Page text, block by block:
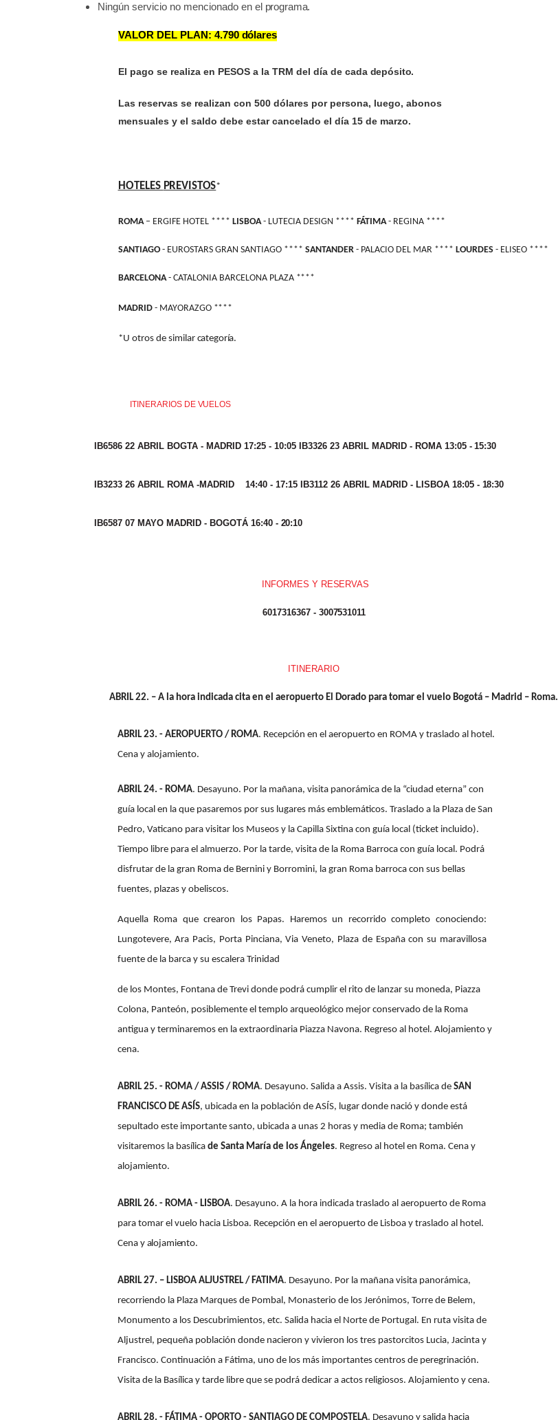
Ningún servicio no mencionado en el programa.
VALOR DEL PLAN: 4.790 dólares
El pago se realiza en PESOS a la TRM del día de cada depósito.
Las reservas se realizan con 500 dólares por persona, luego, abonos
mensuales y el saldo debe estar cancelado el día 15 de marzo.
HOTELES PREVISTOS*
ROMA – ERGIFE HOTEL **** LISBOA- LUTECIA DESIGN **** FÁTIMA- REGINA ****
SANTIAGO- EUROSTARS GRAN SANTIAGO **** SANTANDER - PALACIO DEL MAR **** LOURDES - ELISEO ****
BARCELONA- CATALONIA BARCELONA PLAZA ****
MADRID - MAYORAZGO ****
*U otros de similar categoría.
ITINERARIOS DE VUELOS
IB6586 22 ABRIL BOGTA - MADRID 17:25 - 10:05 IB3326 23 ABRIL MADRID - ROMA 13:05 -15:30
IB3233 26 ABRIL ROMA -MADRID 14:40 - 17:15 IB3112 26 ABRIL MADRID - LISBOA 18:05 - 18:30
IB6587 07 MAYO MADRID - BOGOTÁ 16:40 - 20:10
INFORMES Y RESERVAS
6017316367 - 3007531011
ITINERARIO
ABRIL 22. – A la hora indicada cita en el aeropuerto El Dorado para tomar el vuelo Bogotá – Madrid – Roma.
ABRIL 23. - AEROPUERTO / ROMA. Recepción en el aeropuerto en ROMA y traslado al hotel.
Cena y alojamiento.
ABRIL 24. - ROMA. Desayuno. Por la mañana, visita panorámica de la “ciudad eterna” con
guía local en la que pasaremos por sus lugares más emblemáticos. Traslado a la Plaza de San
Pedro, Vaticano para visitar los Museos y la Capilla Sixtina con guía local (ticket incluido).
Tiempo libre para el almuerzo. Por la tarde, visita de la Roma Barroca con guía local. Podrá
disfrutar de la gran Roma de Bernini y Borromini, la gran Roma barroca con sus bellas
fuentes, plazas y obeliscos.
Aquella Roma que crearon los Papas. Haremos un recorrido completo conociendo:
Lungotevere, Ara Pacis, Porta Pinciana, Via Veneto, Plaza de España con su maravillosa
fuente de la barca y su escalera Trinidad
de los Montes, Fontana de Trevi donde podrá cumplir el rito de lanzar su moneda, Piazza
Colona, Panteón, posiblemente el templo arqueológico mejor conservado de la Roma
antigua y terminaremos en la extraordinaria Piazza Navona. Regreso al hotel. Alojamiento y
cena.
ABRIL 25. - ROMA / ASSIS / ROMA. Desayuno. Salida a Assis. Visita a la basílica de SAN
FRANCISCO DE ASÍS, ubicada en la población de ASÍS, lugar donde nació y donde está
sepultado este importante santo, ubicada a unas 2 horas y media de Roma; también
visitaremos la basílica de Santa María de los Ángeles. Regreso al hotel en Roma. Cena y
alojamiento.
ABRIL 26. - ROMA - LISBOA. Desayuno. A la hora indicada traslado al aeropuerto de Roma
para tomar el vuelo hacia Lisboa. Recepción en el aeropuerto de Lisboa y traslado al hotel.
Cena y alojamiento.
ABRIL 27. – LISBOA ALJUSTREL / FATIMA. Desayuno. Por la mañana visita panorámica,
recorriendo la Plaza Marques de Pombal, Monasterio de los Jerónimos, Torre de Belem,
Monumento a los Descubrimientos, etc. Salida hacia el Norte de Portugal. En ruta visita de
Aljustrel, pequeña población donde nacieron y vivieron los tres pastorcitos Lucia, Jacinta y
Francisco. Continuación a Fátima, uno de los más importantes centros de peregrinación.
Visita de la Basílica y tarde libre que se podrá dedicar a actos religiosos. Alojamiento y cena.
ABRIL 28. - FÁTIMA - OPORTO - SANTIAGO DE COMPOSTELA. Desayuno y salida hacia